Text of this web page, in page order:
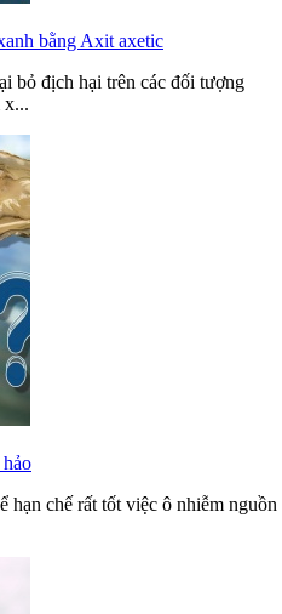
bằng Axit axetic
bỏ địch hại trên các đối tượng
x...
hạn chế rất tốt việc ô nhiễm nguồn